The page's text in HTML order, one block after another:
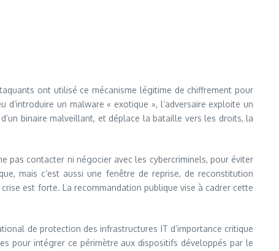
ont utilisé ce mécanisme légitime de chiffrement pour
un malware « exotique », l’adversaire exploite un
binaire malveillant, et déplace la bataille vers les droits, la
pas contacter ni négocier avec les cybercriminels, pour éviter
mais c’est aussi une fenêtre de reprise, de reconstitution
est forte. La recommandation publique vise à cadrer cette
de protection des infrastructures IT d’importance critique
pour intégrer ce périmètre aux dispositifs développés par le